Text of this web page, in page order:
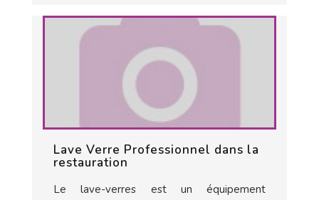
Lave Verre Professionnel dans la
restauration
Le lave-verres est un équipement